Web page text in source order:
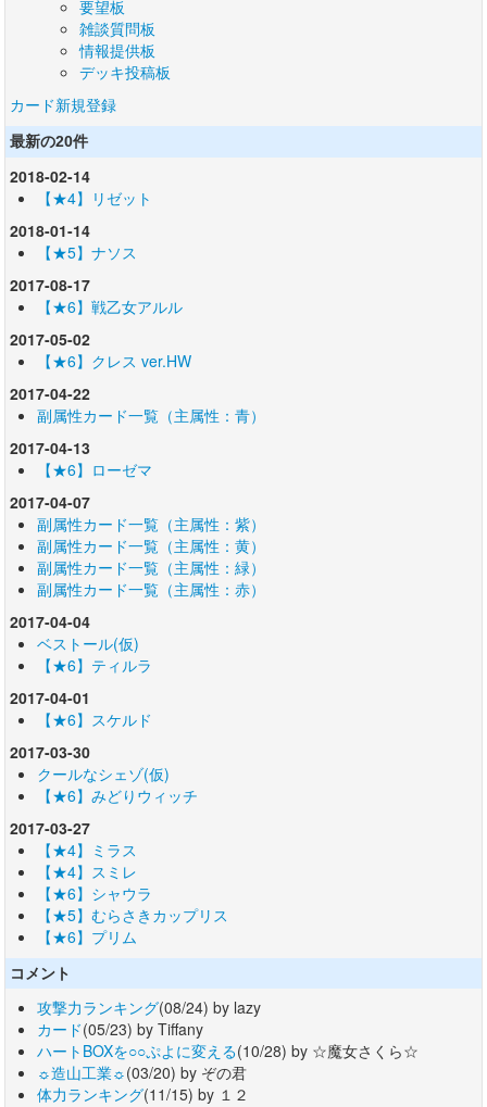
要望板
雑談質問板
情報提供板
デッキ投稿板
カード新規登録
最新の20件
2018-02-14
【★4】リゼット
2018-01-14
【★5】ナソス
2017-08-17
【★6】戦乙女アルル
2017-05-02
【★6】クレス ver.HW
2017-04-22
副属性カード一覧（主属性：青）
2017-04-13
【★6】ローゼマ
2017-04-07
副属性カード一覧（主属性：紫）
副属性カード一覧（主属性：黄）
副属性カード一覧（主属性：緑）
副属性カード一覧（主属性：赤）
2017-04-04
ベストール(仮)
【★6】ティルラ
2017-04-01
【★6】スケルド
2017-03-30
クールなシェゾ(仮)
【★6】みどりウィッチ
2017-03-27
【★4】ミラス
【★4】スミレ
【★6】シャウラ
【★5】むらさきカップリス
【★6】プリム
コメント
攻撃力ランキング(08/24) by lazy
カード(05/23) by Tiffany
ハートBOXを○○ぷよに変える(10/28) by ☆魔女さくら☆
☼造山工業☼(03/20) by ぞの君
体力ランキング(11/15) by １２